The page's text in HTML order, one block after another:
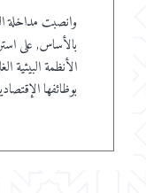
وانصبت مداخلة
بالأساس, على
الأنظمة البيئية
بوظائفها